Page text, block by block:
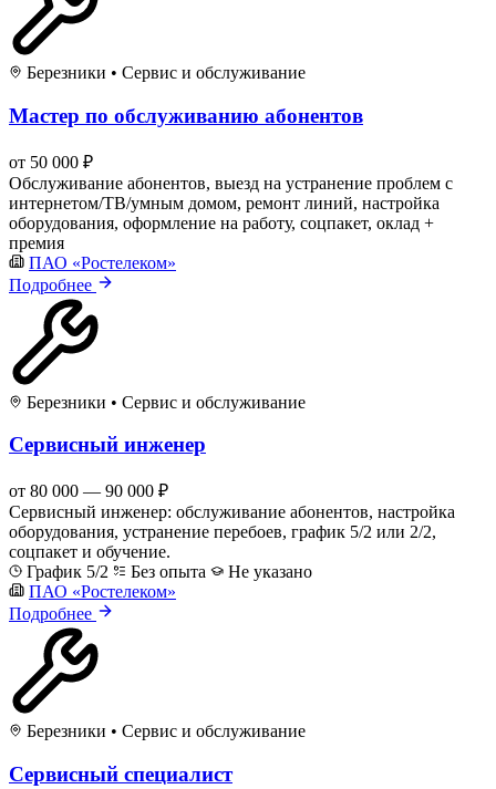
Березники • Сервис и обслуживание
Мастер по обслуживанию абонентов
от 50 000 ₽
Обслуживание абонентов, выезд на устранение проблем с
интернетом/ТВ/умным домом, ремонт линий, настройка
оборудования, оформление на работу, соцпакет, оклад +
премия
ПАО «Ростелеком»
Подробнее
Березники • Сервис и обслуживание
Сервисный инженер
от 80 000 — 90 000 ₽
Сервисный инженер: обслуживание абонентов, настройка
оборудования, устранение перебоев, график 5/2 или 2/2,
соцпакет и обучение.
График 5/2
Без опыта
Не указано
ПАО «Ростелеком»
Подробнее
Березники • Сервис и обслуживание
Сервисный специалист